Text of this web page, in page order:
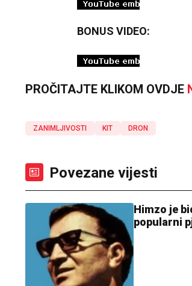
BONUS VIDEO:
PROČITAJTE KLIKOM OVDJE
ZANIMLJIVOSTI KIT DRON
Povezane vijesti
Himzo je
popularni